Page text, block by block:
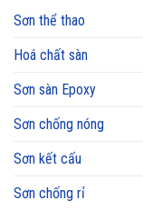
Sơn thể thao
Hoá chất sàn
Sơn sàn Epoxy
Sơn chống nóng
Sơn kết cấu
Sơn chống rỉ